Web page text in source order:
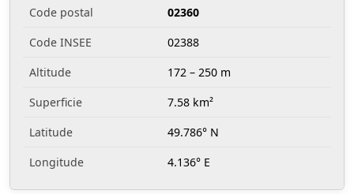
Code postal
02360
Code INSEE
02388
Altitude
172 – 250 m
Superficie
7.58 km²
Latitude
49.786° N
Longitude
4.136° E